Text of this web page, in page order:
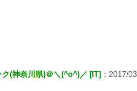
(神奈川県)＠＼(^o^)／ [IT] ：2017/